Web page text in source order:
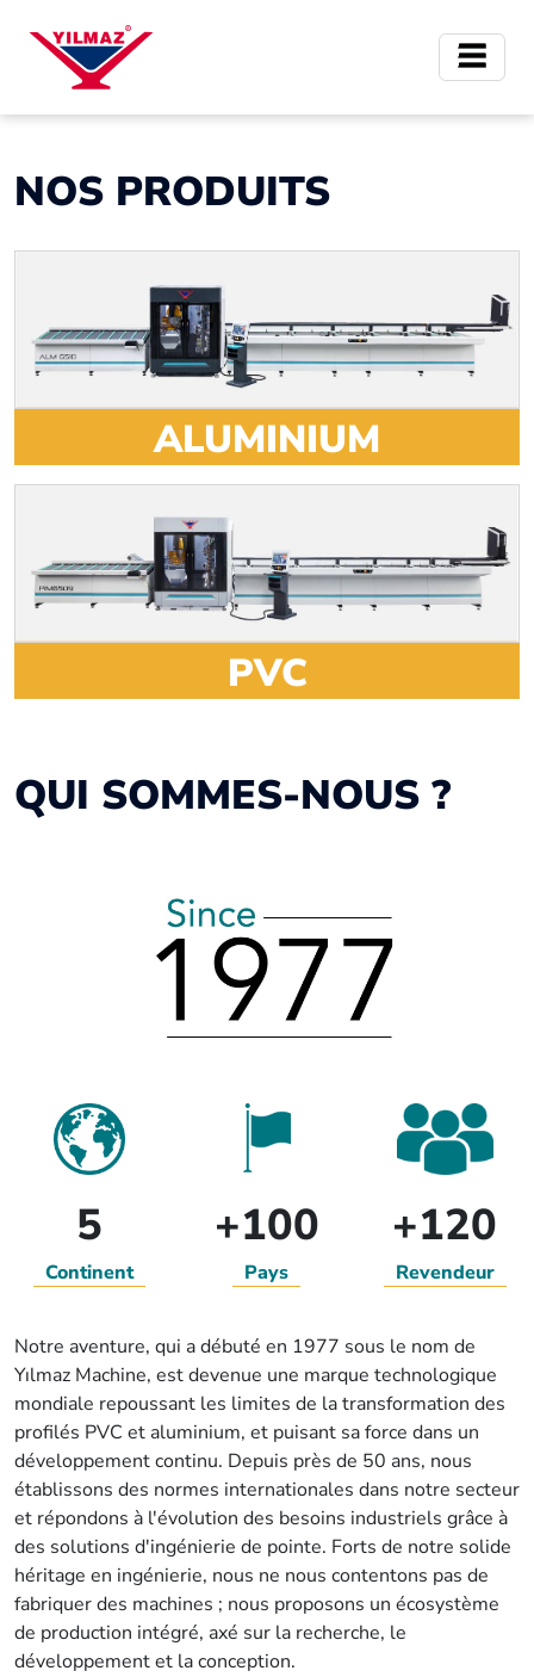
NOS PRODUITS
ALUMINIUM
PVC
QUI SOMMES-NOUS ?
5
Continent
+100
Pays
+120
Revendeur
Notre aventure, qui a débuté en 1977 sous le nom de
Yılmaz Machine, est devenue une marque technologique
mondiale repoussant les limites de la transformation des
profilés PVC et aluminium, et puisant sa force dans un
développement continu. Depuis près de 50 ans, nous
établissons des normes internationales dans notre secteur
et répondons à l'évolution des besoins industriels grâce à
des solutions d'ingénierie de pointe. Forts de notre solide
héritage en ingénierie, nous ne nous contentons pas de
fabriquer des machines ; nous proposons un écosystème
de production intégré, axé sur la recherche, le
développement et la conception.